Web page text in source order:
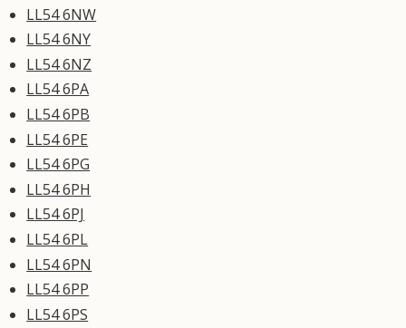
LL54 6NW
LL54 6NY
LL54 6NZ
LL54 6PA
LL54 6PB
LL54 6PE
LL54 6PG
LL54 6PH
LL54 6PJ
LL54 6PL
LL54 6PN
LL54 6PP
LL54 6PS